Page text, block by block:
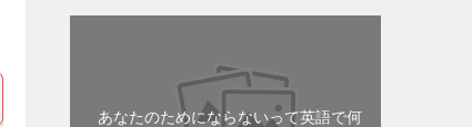
あなたのためにならないって英語で何